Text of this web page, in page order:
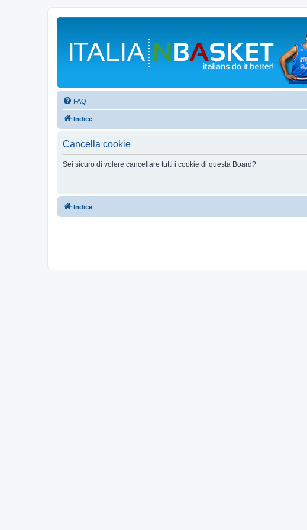
FAQ
Indice
Cancella cookie
Sei sicuro di volere cancellare tutti i cookie di questa Board?
Indice